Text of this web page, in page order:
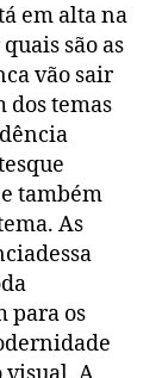
em alta na
são as
vão sair
dos temas
também
As
para os